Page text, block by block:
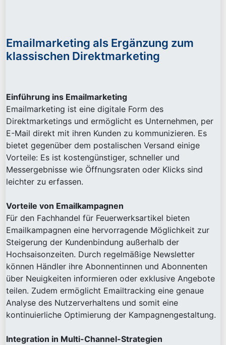
Emailmarketing als Ergänzung zum
klassischen Direktmarketing
Einführung ins Emailmarketing
Emailmarketing ist eine digitale Form des
Direktmarketings und ermöglicht es Unternehmen, per
E-Mail direkt mit ihren Kunden zu kommunizieren. Es
bietet gegenüber dem postalischen Versand einige
Vorteile: Es ist kostengünstiger, schneller und
Messergebnisse wie Öffnungsraten oder Klicks sind
leichter zu erfassen.
Vorteile von Emailkampagnen
Für den Fachhandel für Feuerwerksartikel bieten
Emailkampagnen eine hervorragende Möglichkeit zur
Steigerung der Kundenbindung außerhalb der
Hochsaisonzeiten. Durch regelmäßige Newsletter
können Händler ihre Abonnentinnen und Abonnenten
über Neuigkeiten informieren oder exklusive Angebote
teilen. Zudem ermöglicht Emailtracking eine genaue
Analyse des Nutzerverhaltens und somit eine
kontinuierliche Optimierung der Kampagnengestaltung.
Integration in Multi-Channel-Strategien